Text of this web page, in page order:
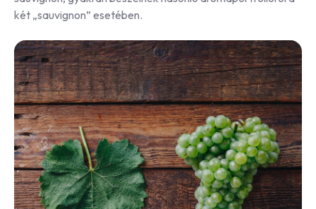
két „sauvignon” esetében.